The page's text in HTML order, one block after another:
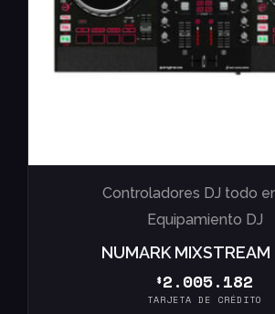
Controladores DJ todo
Equipamiento DJ
NUMARK MIXSTREAM
$2.005.182
TARJETA DE CRÉDITO